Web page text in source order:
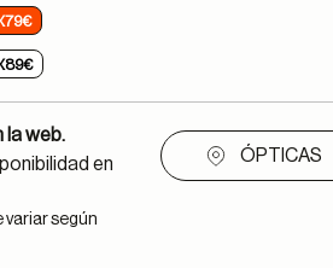
la web.
en
variar según
ÓPTICAS